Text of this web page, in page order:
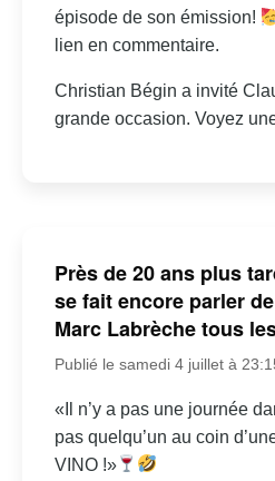
épisode de son émission!
lien en commentaire.
Christian Bégin a invité
grande occasion. Voyez
Près de 20 ans plus
se fait encore parler
Marc Labrèche tous
Publié le samedi 4 juillet à
«Il n’y a pas une journée
pas quelqu’un au coin
VINO !»